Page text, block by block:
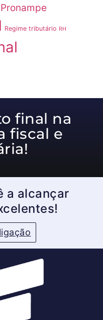
Pronampe
Regime tributário RH
final na
fiscal e
a alcançar